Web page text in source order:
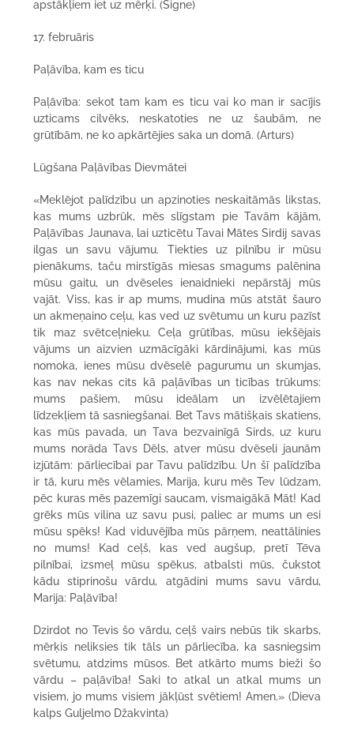
apstākļiem iet uz mērķi. (Signe)
17. februāris
Paļāvība, kam es ticu
Paļāvība: sekot tam kam es ticu vai ko man ir sacījis
uzticams cilvēks, neskatoties ne uz šaubām, ne
grūtībām, ne ko apkārtējies saka un domā. (Arturs)
Lūgšana Paļāvības Dievmātei
«Meklējot palīdzību un apzinoties neskaitāmās likstas,
kas mums uzbrūk, mēs slīgstam pie Tavām kājām,
Paļāvības Jaunava, lai uzticētu Tavai Mātes Sirdij savas
ilgas un savu vājumu. Tiekties uz pilnību ir mūsu
pienākums, taču mirstīgās miesas smagums palēnina
mūsu gaitu, un dvēseles ienaidnieki nepārstāj mūs
vajāt. Viss, kas ir ap mums, mudina mūs atstāt šauro
un akmeņaino ceļu, kas ved uz svētumu un kuru pazīst
tik maz svētceļnieku. Ceļa grūtības, mūsu iekšējais
vājums un aizvien uzmācīgāki kārdinājumi, kas mūs
nomoka, ienes mūsu dvēselē pagurumu un skumjas,
kas nav nekas cits kā paļāvības un ticības trūkums:
mums pašiem, mūsu ideālam un izvēlētajiem
līdzekļiem tā sasniegšanai. Bet Tavs mātišķais skatiens,
kas mūs pavada, un Tava bezvainīgā Sirds, uz kuru
mums norāda Tavs Dēls, atver mūsu dvēseli jaunām
izjūtām: pārliecībai par Tavu palīdzību. Un šī palīdzība
ir tā, kuru mēs vēlamies, Marija, kuru mēs Tev lūdzam,
pēc kuras mēs pazemīgi saucam, vismaigākā Māt! Kad
grēks mūs vilina uz savu pusi, paliec ar mums un esi
mūsu spēks! Kad viduvējība mūs pārņem, neattālinies
no mums! Kad ceļš, kas ved augšup, pretī Tēva
pilnībai, izsmeļ mūsu spēkus, atbalsti mūs, čukstot
kādu stiprinošu vārdu, atgādini mums savu vārdu,
Marija: Paļāvība!
Dzirdot no Tevis šo vārdu, ceļš vairs nebūs tik skarbs,
mērķis neliksies tik tāls un pārliecība, ka sasniegsim
svētumu, atdzims mūsos. Bet atkārto mums bieži šo
vārdu – paļāvība! Saki to atkal un atkal mums un
visiem, jo mums visiem jākļūst svētiem! Amen.» (Dieva
kalps Guljelmo Džakvinta)